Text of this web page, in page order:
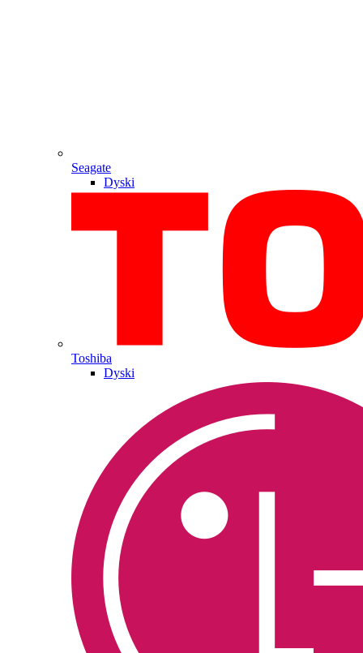
Seagate
Dyski
Toshiba
Dyski